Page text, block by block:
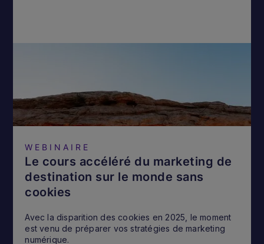
WEBINAIRE
Le cours accéléré du marketing de
destination sur le monde sans
cookies
Avec la disparition des cookies en 2025, le moment
est venu de préparer vos stratégies de marketing
numérique.